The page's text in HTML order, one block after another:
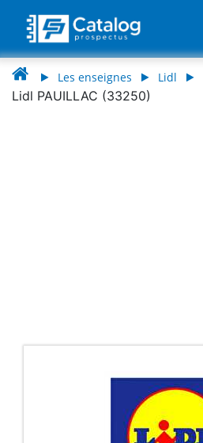
Les enseignes Lidl
Lidl PAUILLAC (33250)